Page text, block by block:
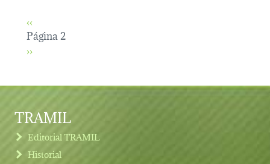
Paginación
Página anterior
‹‹
Página 2
Siguiente página
››
TRAMIL
Editorial TRAMIL
Historial